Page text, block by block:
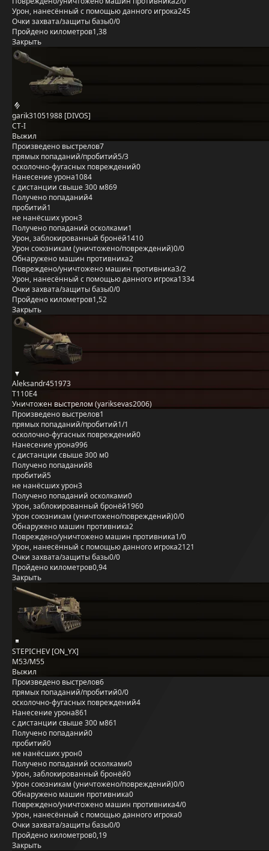
Урон, нанесённый с помощью данного игрока245
Очки захвата/защиты базы0/0
Пройдено километров1,38
Закрыть
garik31051988 [DIVOS]
СТ-I
Выжил
Произведено выстрелов7
прямых попаданий/пробитий5/3
осколочно-фугасных повреждений0
Нанесение урона1084
с дистанции свыше 300 м869
Получено попаданий4
пробитий1
не нанёсших урон3
Получено попаданий осколками1
Урон, заблокированный бронёй1410
Урон союзникам (уничтожено/повреждений)0/0
Обнаружено машин противника2
Повреждено/уничтожено машин противника3/2
Урон, нанесённый с помощью данного игрока1334
Очки захвата/защиты базы0/0
Пройдено километров1,52
Закрыть
Aleksandr451973
T110E4
Уничтожен выстрелом (yariksevas2006)
Произведено выстрелов1
прямых попаданий/пробитий1/1
осколочно-фугасных повреждений0
Нанесение урона996
с дистанции свыше 300 м0
Получено попаданий8
пробитий5
не нанёсших урон3
Получено попаданий осколками0
Урон, заблокированный бронёй1960
Урон союзникам (уничтожено/повреждений)0/0
Обнаружено машин противника2
Повреждено/уничтожено машин противника1/0
Урон, нанесённый с помощью данного игрока2121
Очки захвата/защиты базы0/0
Пройдено километров0,94
Закрыть
STEPICHEV [ON_YX]
M53/M55
Выжил
Произведено выстрелов6
прямых попаданий/пробитий0/0
осколочно-фугасных повреждений4
Нанесение урона861
с дистанции свыше 300 м861
Получено попаданий0
пробитий0
не нанёсших урон0
Получено попаданий осколками0
Урон, заблокированный бронёй0
Урон союзникам (уничтожено/повреждений)0/0
Обнаружено машин противника0
Повреждено/уничтожено машин противника4/0
Урон, нанесённый с помощью данного игрока0
Очки захвата/защиты базы0/0
Пройдено километров0,19
Закрыть